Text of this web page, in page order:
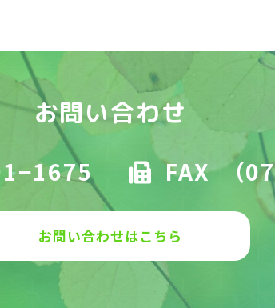
お問い合わせ
FAX （
お問い合わせはこちら